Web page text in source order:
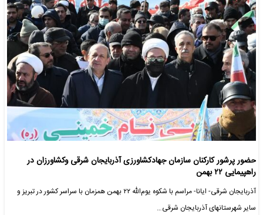
حضور پرشور کارکنان سازمان جهادکشاورزی آذربایجان شرقی وکشاورزان در
راهپیمایی ٢٢ بهمن
آذربایجان شرقی- ایانا- مراسم با شکوه یوم‌الله ۲۲ بهمن همزمان با سراسر کشور در تبریز و
سایر شهرستانهای آذربایجان شرقی…